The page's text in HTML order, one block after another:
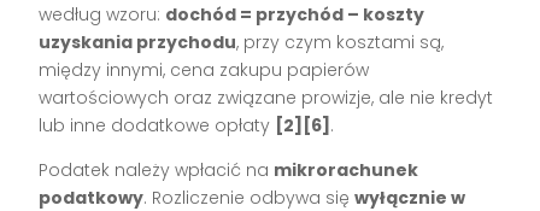
według wzoru: dochód = przychód – koszty
uzyskania przychodu, przy czym kosztami są,
między innymi, cena zakupu papierów
wartościowych oraz związane prowizje, ale nie kredyt
lub inne dodatkowe opłaty [2][6] .
Podatek należy wpłacić na mikrorachunek
podatkowy. Rozliczenie odbywa sięwyłącznie w